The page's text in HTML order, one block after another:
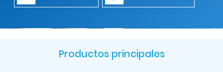
Productos principales